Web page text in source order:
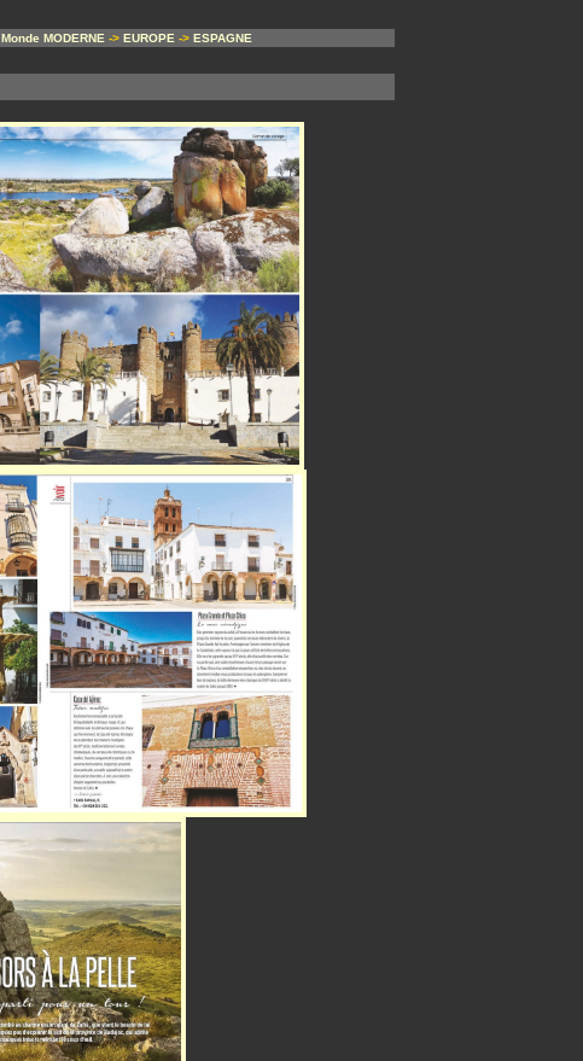
Monde MODERNE -> EUROPE -> ESPAGNE